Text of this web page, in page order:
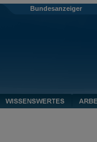
Bundesanzeiger